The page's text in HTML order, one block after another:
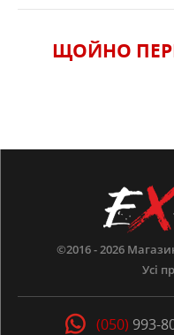
ОСОБЛИВОСТІ
ЩОЙНО
©2016 - 2026
Усі
(050) 993-